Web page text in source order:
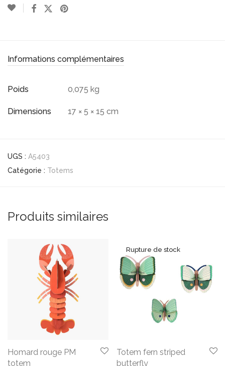
Informations complémentaires
Poids 0,075 kg
Dimensions 17 × 5 × 15 cm
UGS : A5403
Catégorie : Totems
Produits similaires
Homard rouge PM
totem
Totem fern striped
butterfly